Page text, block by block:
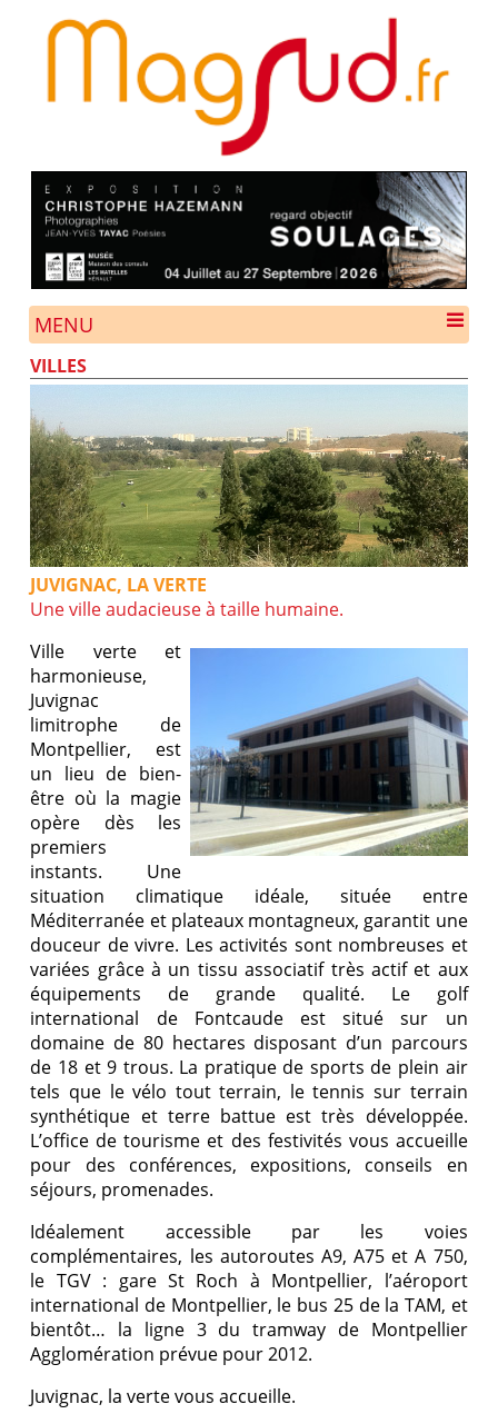
MENU
VILLES
JUVIGNAC, LA VERTE
Une ville audacieuse à taille humaine.
Ville verte et
harmonieuse,
Juvignac
limitrophe de
Montpellier, est
un lieu de bien-
être où la magie
opère dès les
premiers
instants. Une
situation climatique idéale, située entre
Méditerranée et plateaux montagneux, garantit une
douceur de vivre. Les activités sont nombreuses et
variées grâce à un tissu associatif très actif et aux
équipements de grande qualité. Le golf
international de Fontcaude est situé sur un
domaine de 80 hectares disposant d’un parcours
de 18 et 9 trous. La pratique de sports de plein air
tels que le vélo tout terrain, le tennis sur terrain
synthétique et terre battue est très développée.
L’office de tourisme et des festivités vous accueille
pour des conférences, expositions, conseils en
séjours, promenades.
Idéalement accessible par les voies
complémentaires, les autoroutes A9, A75 et A 750,
le TGV : gare St Roch à Montpellier, l’aéroport
international de Montpellier, le bus 25 de la TAM, et
bientôt… la ligne 3 du tramway de Montpellier
Agglomération prévue pour 2012.
Juvignac, la verte vous accueille.